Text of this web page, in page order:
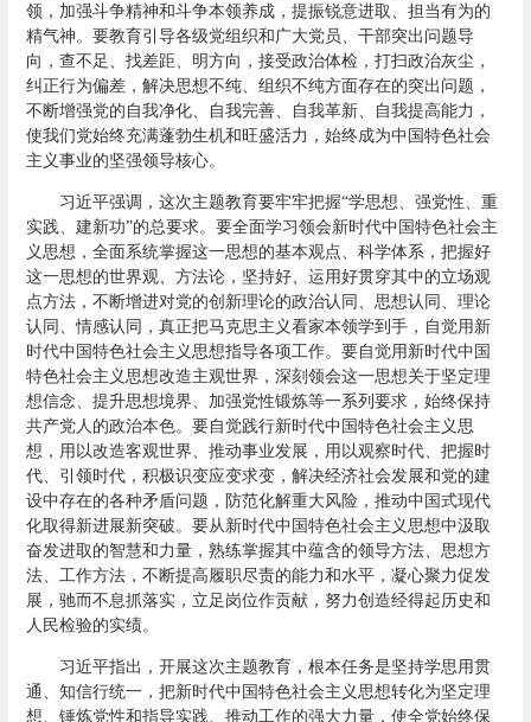
领，加强斗争精神和斗争本领养成，提振锐意进取、担当有为的
精气神。要教育引导各级党组织和广大党员、干部突出问题导
向，查不足、找差距、明方向，接受政治体检，打扫政治灰尘，
纠正行为偏差，解决思想不纯、组织不纯方面存在的突出问题，
不断增强党的自我净化、自我完善、自我革新、自我提高能力，
使我们党始终充满蓬勃生机和旺盛活力，始终成为中国特色社会
主义事业的坚强领导核心。
习近平强调，这次主题教育要牢牢把握“学思想、强党性、重
实践、建新功”的总要求。要全面学习领会新时代中国特色社会主
义思想，全面系统掌握这一思想的基本观点、科学体系，把握好
这一思想的世界观、方法论，坚持好、运用好贯穿其中的立场观
点方法，不断增进对党的创新理论的政治认同、思想认同、理论
认同、情感认同，真正把马克思主义看家本领学到手，自觉用新
时代中国特色社会主义思想指导各项工作。要自觉用新时代中国
特色社会主义思想改造主观世界，深刻领会这一思想关于坚定理
想信念、提升思想境界、加强党性锻炼等一系列要求，始终保持
共产党人的政治本色。要自觉践行新时代中国特色社会主义思
想，用以改造客观世界、推动事业发展，用以观察时代、把握时
代、引领时代，积极识变应变求变，解决经济社会发展和党的建
设中存在的各种矛盾问题，防范化解重大风险，推动中国式现代
化取得新进展新突破。要从新时代中国特色社会主义思想中汲取
奋发进取的智慧和力量，熟练掌握其中蕴含的领导方法、思想方
法、工作方法，不断提高履职尽责的能力和水平，凝心聚力促发
展，驰而不息抓落实，立足岗位作贡献，努力创造经得起历史和
人民检验的实绩。
习近平指出，开展这次主题教育，根本任务是坚持学思用贯
通、知信行统一，把新时代中国特色社会主义思想转化为坚定理
想、锤炼党性和指导实践、推动工作的强大力量，使全党始终保